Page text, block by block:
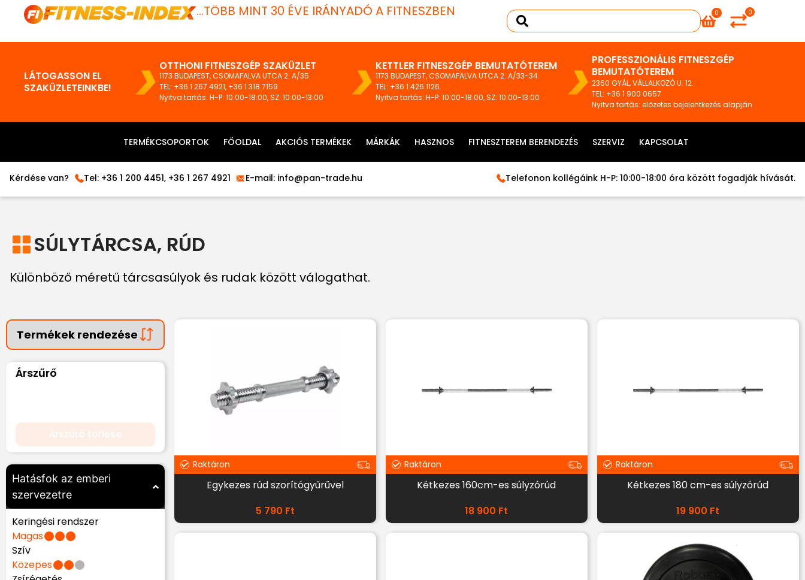
...TÖBB MINT 30 ÉVE IRÁNYADÓ A FITNESZBEN 0 0
LÁTOGASSON EL
SZAKÜZLETEINKBE!
OTTHONI FITNESZGÉP SZAKÜZLET
1173 BUDAPEST, CSOMAFALVA UTCA 2. A/35.
TEL: +36 1 267 4921, +36 1 318 7159
Nyitva tartás: H-P: 10:00-18:00, SZ: 10:00-13:00
KETTLER FITNESZGÉP BEMUTATÓTEREM
1173 BUDAPEST, CSOMAFALVA UTCA 2. A/33-34.
TEL: +36 1 426 1126
Nyitva tartás: H-P: 10:00-18:00, SZ: 10:00-13:00
PROFESSZIONÁLIS FITNESZGÉP
BEMUTATÓTEREM
2360 GYÁL, VÁLLALKOZÓ U. 12.
TEL: +36 1 900 0657
Nyitva tartás: előzetes bejelentkezés alapján
TERMÉKCSOPORTOK FŐOLDAL AKCIÓS TERMÉKEK MÁRKÁK HASZNOS FITNESZTEREM BERENDEZÉS SZERVIZ KAPCSOLAT
Kérdése van? Tel: +36 1 200 4451, +36 1 267 4921 E-mail: info@pan-trade.hu Telefonon kollégáink H-P: 10:00-18:00 óra között fogadják hívását.
SÚLYTÁRCSA, RÚD
Különböző méretű tárcsasúlyok és rudak között válogathat.
Árszűrő
Árszűrő törlése
Hatásfok az emberi
szervezetre
Keringési rendszer
Magas
Szív
Közepes
Raktáron
Egykezes rúd szorítógyűrűvel
5 790 Ft
Raktáron
Kétkezes 160cm-es súlyzórúd
18 900 Ft
Raktáron
Kétkezes 180 cm-es súlyzórúd
19 900 Ft